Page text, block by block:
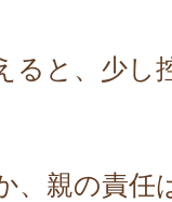
ると、少し
、親の責任